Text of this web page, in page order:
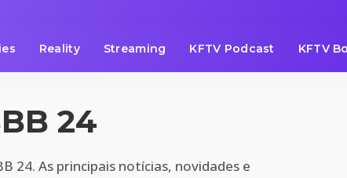
Reality Streaming KFTV Podcast KFTV
24
24. As principais notícias, novidades e